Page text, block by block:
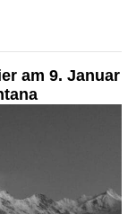
am 9. Januar